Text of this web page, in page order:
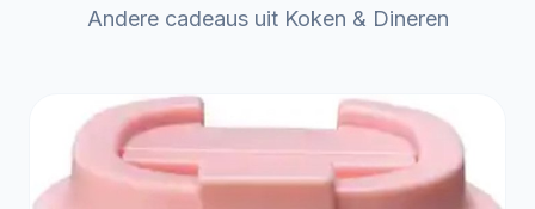
Andere cadeaus uit Koken & Dineren